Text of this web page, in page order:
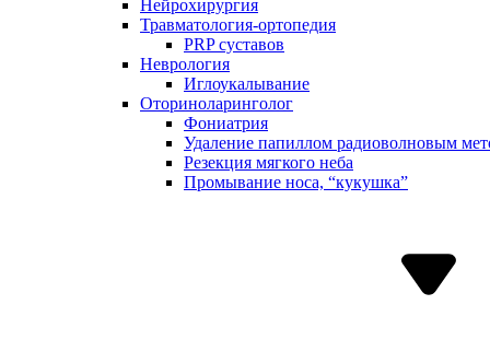
Нейрохирургия
Травматология-ортопедия
PRP суставов
Неврология
Иглоукалывание
Оториноларинголог
Фониатрия
Удаление папиллом радиоволновым
Резекция мягкого неба
Промывание носа, “кукушка”